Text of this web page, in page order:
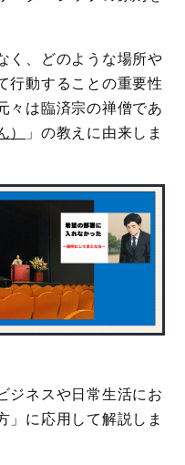
く、どのような場所や
行動することの重要性
々は臨済宗の禅僧であ
）
」の教えに由来しま
ジネスや日常生活にお
」に応用して解説しま